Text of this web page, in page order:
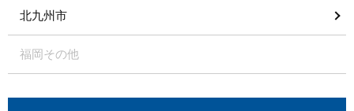
北九州市
福岡その他